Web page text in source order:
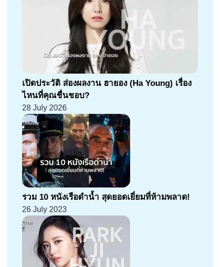
เปิดประวัติ ส่องผลงาน ฮายอง (Ha Young) เรื่อง
ไหนที่คุณชื่นชอบ?
28 July 2026
รวม 10 หนังเรือดำน้ำ สุดยอดเยี่ยมที่ห้ามพลาด!
26 July 2023